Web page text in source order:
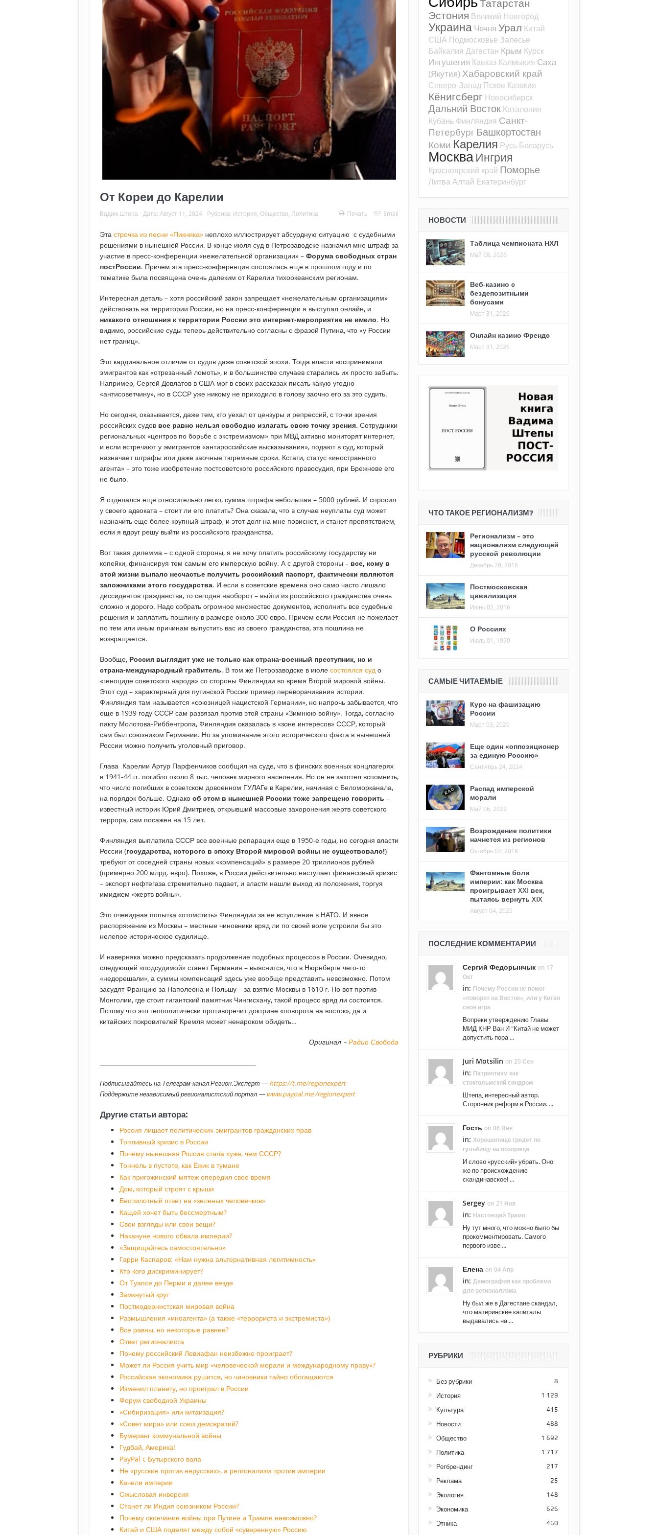
От Кореи до Карелии
Вадим Штепа Дата: Август 11, 2024 Рубрика: История Общество Политика Печать Email
Эта строчка из песни «Пикника» неплохо иллюстрирует абсурдную ситуацию с судебными
решениями в нынешней России. В конце июля суд в Петрозаводске назначил мне штраф за
участие в пресс-конференции «нежелательной организации» – Форума свободных стран
постРоссии. Причем эта пресс-конференция состоялась еще в прошлом году и по
тематике была посвящена очень далеким от Карелии тихоокеанским регионам.
Интересная деталь – хотя российский закон запрещает «нежелательным организациям»
действовать на территории России, но на пресс-конференции я выступал онлайн, и
никакого отношения к территории России это интернет-мероприятие не имело. Но
видимо, российские суды теперь действительно согласны с фразой Путина, что «у России
нет границ».
Это кардинальное отличие от судов даже советской эпохи. Тогда власти воспринимали
эмигрантов как «отрезанный ломоть», и в большинстве случаев старались их просто забыть.
Например, Сергей Довлатов в США мог в своих рассказах писать какую угодно
«антисоветчину», но в СССР уже никому не приходило в голову заочно его за это судить.
Но сегодня, оказывается, даже тем, кто уехал от цензуры и репрессий, с точки зрения
российских судов все равно нельзя свободно излагать свою точку зрения. Сотрудники
региональных «центров по борьбе с экстремизмом» при МВД активно мониторят интернет,
и если встречают у эмигрантов «антироссийские высказывания», подают в суд, который
назначает штрафы или даже заочные тюремные сроки. Кстати, статус «иностранного
агента» – это тоже изобретение постсоветского российского правосудия, при Брежневе его
не было.
Я отделался еще относительно легко, сумма штрафа небольшая – 5000 рублей. И спросил
у своего адвоката – стоит ли его платить? Она сказала, что в случае неуплаты суд может
назначить еще более крупный штраф, и этот долг на мне повиснет, и станет препятствием,
если я вдруг решу выйти из российского гражданства.
Вот такая дилемма – с одной стороны, я не хочу платить российскому государству ни
копейки, финансируя тем самым его имперскую войну. А с другой стороны – все, кому в
этой жизни выпало несчастье получить российский паспорт, фактически являются
заложниками этого государства. И если в советские времена оно само часто лишало
диссидентов гражданства, то сегодня наоборот – выйти из российского гражданства очень
сложно и дорого. Надо собрать огромное множество документов, исполнить все судебные
решения и заплатить пошлину в размере около 300 евро. Причем если Россия не пожелает
по тем или иным причинам выпустить вас из своего гражданства, эта пошлина не
возвращается.
Вообще, Россия выглядит уже не только как страна-военный преступник, но и
страна-международный грабитель. В том же Петрозаводске в июле состоялся суд о
«геноциде советского народа» со стороны Финляндии во время Второй мировой войны.
Этот суд – характерный для путинской России пример переворачивания истории.
Финляндия там называется «союзницей нацистской Германии», но напрочь забывается, что
еще в 1939 году СССР сам развязал против этой страны «Зимнюю войну». Тогда, согласно
пакту Молотова-Риббентропа, Финляндия оказалась в «зоне интересов» СССР, который
сам был союзником Германии. Но за упоминание этого исторического факта в нынешней
России можно получить уголовный приговор.
Глава Карелии Артур Парфенчиков сообщил на суде, что в финских военных концлагерях
в 1941-44 гг. погибло около 8 тыс. человек мирного населения. Но он не захотел вспомнить,
что число погибших в советском довоенном ГУЛАГе в Карелии, начиная с Беломорканала,
на порядок больше. Однако об этом в нынешней России тоже запрещено говорить –
известный историк Юрий Дмитриев, открывший массовые захоронения жертв советского
террора, сам посажен на 15 лет.
Финляндия выплатила СССР все военные репарации еще в 1950-е годы, но сегодня власти
России (государства, которого в эпоху Второй мировой войны не существовало!)
требуют от соседней страны новых «компенсаций» в размере 20 триллионов рублей
(примерно 200 млрд. евро). Похоже, в России действительно наступает финансовый кризис
– экспорт нефтегаза стремительно падает, и власти нашли выход из положения, торгуя
имиджем «жертв войны».
Это очевидная попытка «отомстить» Финляндии за ее вступление в НАТО. И явное
распоряжение из Москвы – местные чиновники вряд ли по своей воле устроили бы это
нелепое историческое судилище.
И наверняка можно предсказать продолжение подобных процессов в России. Очевидно,
следующей «подсудимой» станет Германия – выяснится, что в Нюрнберге чего-то
«недорешали», а суммы компенсаций здесь уже вообще представить невозможно. Потом
засудят Францию за Наполеона и Польшу – за взятие Москвы в 1610 г. Но вот против
Монголии, где стоит гигантский памятник Чингисхану, такой процесс вряд ли состоится.
Потому что это геополитически противоречит доктрине «поворота на восток», да и
китайских покровителей Кремля может ненароком обидеть…
Оригинал –Радио Свобода
Подписывайтесь на Телеграм-канал Регион.Эксперт —https://t.me/regionexpert
Поддержите независимый регионалистский портал — www.paypal.me /regionexpert
Другие статьи автора:
Россия лишает политических эмигрантов гражданских прав
Топливный кризис в России
Почему нынешняя Россия стала хуже, чем СССР?
Тоннель в пустоте, как Ёжик в тумане
Как пригожинский мятеж опередил свое время
Дом, который строят с крыши
Беспилотный ответ на «зеленых человечков»
Кащей хочет быть бессмертным?
Свои взгляды или свои вещи?
Накануне нового обвала империи?
«Защищайтесь самостоятельно»
Гарри Каспаров: «Нам нужна альтернативная легитимность»
Кто кого дискриминирует?
От Туапсе до Перми и далее везде
Замкнутый круг
Постмодернистская мировая война
Размышления «иноагента» (а также «террориста и экстремиста»)
Все равны, но некоторые равнее?
Ответ регионалиста
Почему российский Левиафан неизбежно проиграет?
Может ли Россия учить мир «человеческой морали и международному праву»?
Российская экономика рушится, но чиновники тайно обогащаются
Изменил планету, но проиграл в России
Форум свободной Украины
«Сибиризация» или китаизация?
«Совет мира» или союз демократий?
Бумеранг коммунальной войны
Гудбай, Америка!
PayPal c Бутырского вала
Не «русские против нерусских», а регионализм против империи
Качели империи
Смысловая инверсия
Станет ли Индия союзником России?
Почему окончание войны при Путине и Трампе невозможно?
Китай и США поделят между собой «суверенную» Россию
Татарстан
Эстония Великий Новгород
Украина Чечня Урал Китай
США Подмосковье Залесье
Байкалия Дагестан Крым Курск
Ингушетия Кавказ Калмыкия Саха
(Якутия) Хабаровский край
Северо-Запад Псков Казакия
Кёнигсберг Новосибирск
Дальний Восток Каталония
Кубань Финляндия Санкт-
Петербург Башкортостан
Коми Карелия Русь Беларусь
МоскваИнгрия
Красноярский край Поморье
ЛитваАлтай Екатеринбург
НОВОСТИ
Таблица чемпионата НХЛ
Май 08, 2026
Веб-казино с
бездепозитными
бонусами
Март 31, 2026
Онлайн казино Френдс
Март 31, 2026
ЧТО ТАКОЕ РЕГИОНАЛИЗМ?
Регионализм – это
национализм следующей
русской революции
Декабрь 28, 2016
Постмосковская
цивилизация
Июнь 02, 2016
О Россиях
Июль 01, 1990
САМЫЕ ЧИТАЕМЫЕ
Курс на фашизацию
России
Март 03, 2020
Еще один «оппозиционер
за единую Россию»
Сентябрь 24, 2024
Распад имперской
морали
Май 06, 2022
Возрождение политики
начнется из регионов
Октябрь 02, 2018
Фантомные боли
империи: как Москва
проигрывает XXI век,
пытаясь вернуть XIX
Август 04, 2025
ПОСЛЕДНИЕ КОММЕНТАРИИ
Сергий Федорынчык on 17
Окт
in: Почему России не помог
«поворот на Восток», или у Китая
своя игра
Вопреки утверждению Главы
МИД КНР Ван И "Китай не может
допустить пора ...
Juri Motsilin on 20 Сен
in: Патриотизм как
стокгольмский синдром
Штепа, интересный автор.
Сторонник реформ в России. ...
Гость on 06 Янв
in: Хорошилище грядет по
гульбищу на позорище
И слово «русский» убрать. Оно
же по происхождению
скандинавское! ...
Sergey on 21 Ноя
in: Настоящий Трамп
Ну тут много, что можно было бы
прокомментировать. Самого
первого изве ...
Елена on 04 Апр
in: Демография как проблема
для регионализма
Ну был же в Дагестане скандал,
что материнские капиталы
выдавались на ...
РУБРИКИ
Без рубрики 8
История 1 129
Культура 415
Новости 488
Общество 1 692
Политика 1 717
Регбрендинг 217
Реклама 25
Экология 148
Экономика 626
Этника 460